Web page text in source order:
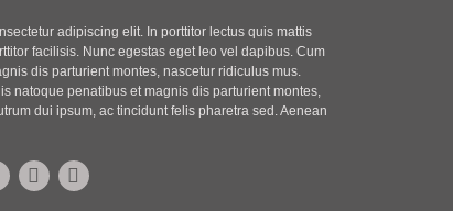
adipiscing elit. In porttitor lectus quis mattis
facilisis. Nunc egestas eget leo vel dapibus. Cum
dis parturient montes, nascetur ridiculus mus.
natoque penatibus et magnis dis parturient montes,
dui ipsum, ac tincidunt felis pharetra sed. Aenean